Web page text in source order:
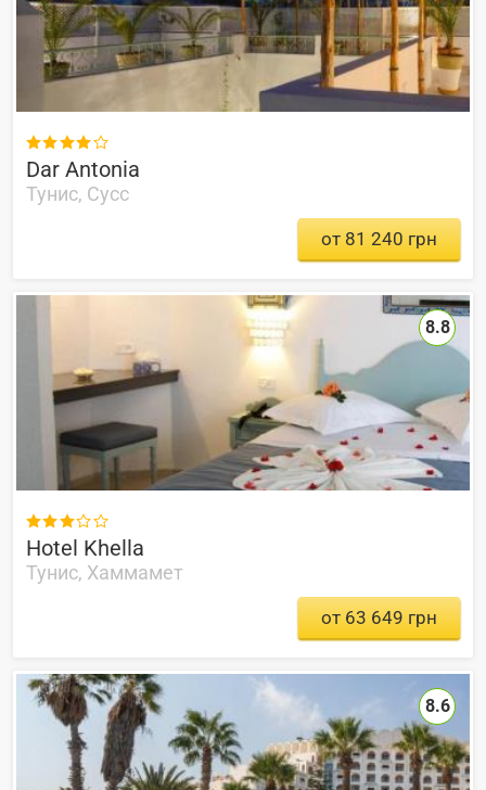

Dar Antonia
Тунис, Сусс
от 81 240 грн

Hotel Khella
Тунис, Хаммамет
8.8
от 63 649 грн
8.6